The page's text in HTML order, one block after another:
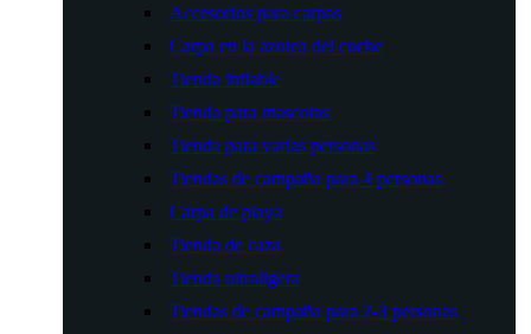
Accesorios para carpas
Carpa en la azotea del coche
Tienda inflable
Tienda para mascotas
Tienda para varias personas
Tiendas de campaña para 4 personas
Carpa de playa
Tienda de caza
Tienda ultraligera
Tiendas de campaña para 2-3 personas